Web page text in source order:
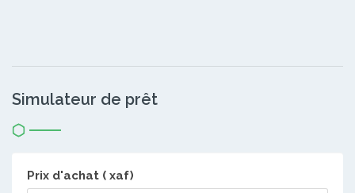
Simulateur de prêt
Prix d'achat ( xaf)